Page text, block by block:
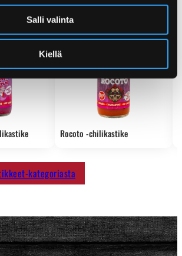
Salli valinta
Kiellä
Rocoto -chilikastike
kategoriasta